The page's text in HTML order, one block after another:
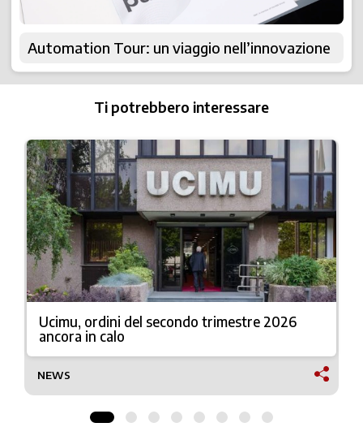
Automation Tour: un viaggio nell’innovazione
Ti potrebbero interessare
Ucimu, ordini del secondo trimestre 2026
ancora in calo
NEWS